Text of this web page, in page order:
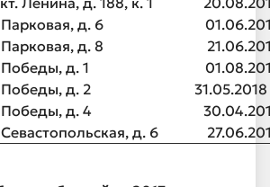
д. 6
д. 8
Победы, д. 1
Победы, д. 2
31.05.2018
Победы, д. 4
д. 6